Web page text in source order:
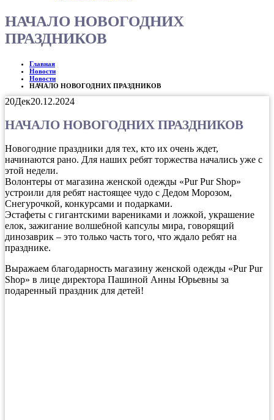
НАЧАЛО НОВОГОДНИХ
ПРАЗДНИКОВ
Главная
Новости
Новости
НАЧАЛО НОВОГОДНИХ ПРАЗДНИКОВ
20Дек20.12.2024
НАЧАЛО НОВОГОДНИХ ПРАЗДНИКОВ
Новогодние праздники для тех, кто их очень ждет,
начинаются рано. Для наших ребят торжества начались уже с
этой недели.
Волонтеры от магазина женской одежды «Pur Pur Shop»
устроили для ребят настоящее чудо с Дедом Морозом,
Снегурочкой, конкурсами и подарками.
Эстафеты с гигантскими варениками и ложкой, украшение
елок, зажигание волшебной капсулы мира, говорящий
динозаврик – это только часть того, что ждало ребят на
празднике.
Выражаем благодарность магазину женской одежды «Pur Pur
Shop» в лице директора Пашиной Анны Юрьевны за
подаренный праздник для детей!